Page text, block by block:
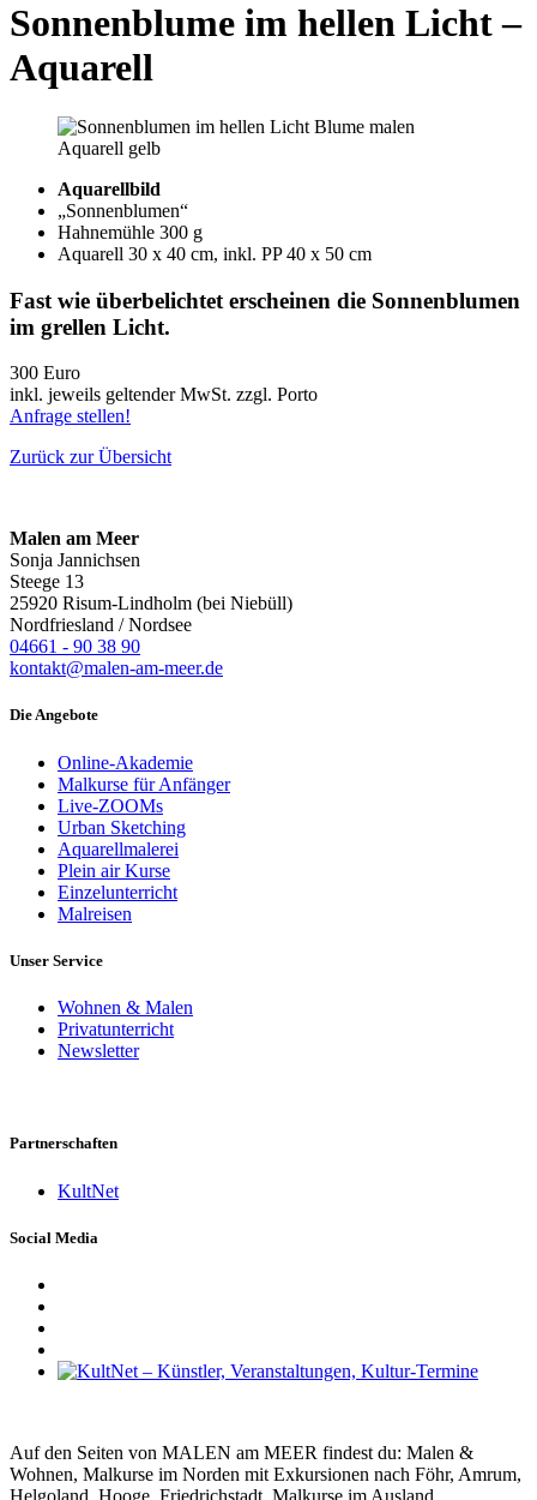
Sonnenblume im hellen Licht –
Aquarell
Aquarellbild
„Sonnenblumen“
Hahnemühle 300 g
Aquarell 30 x 40 cm, inkl. PP 40 x 50 cm
Fast wie überbelichtet erscheinen die Sonnenblumen
im grellen Licht.
300 Euro
inkl. jeweils geltender MwSt. zzgl. Porto
Anfrage stellen!
Zurück zur Übersicht
Malen am Meer
Sonja Jannichsen
Steege 13
25920 Risum-Lindholm (bei Niebüll)
Nordfriesland / Nordsee
04661 - 90 38 90
kontakt@malen-am-meer.de
Die Angebote
Online-Akademie
Malkurse für Anfänger
Live-ZOOMs
Urban Sketching
Aquarellmalerei
Plein air Kurse
Einzelunterricht
Malreisen
Unser Service
Wohnen & Malen
Privatunterricht
Newsletter
Partnerschaften
KultNet
Social Media
Auf den Seiten von MALEN am MEER findest du: Malen &
Wohnen, Malkurse im Norden mit Exkursionen nach Föhr, Amrum,
Helgoland, Hooge, Friedrichstadt, Malkurse im Ausland,